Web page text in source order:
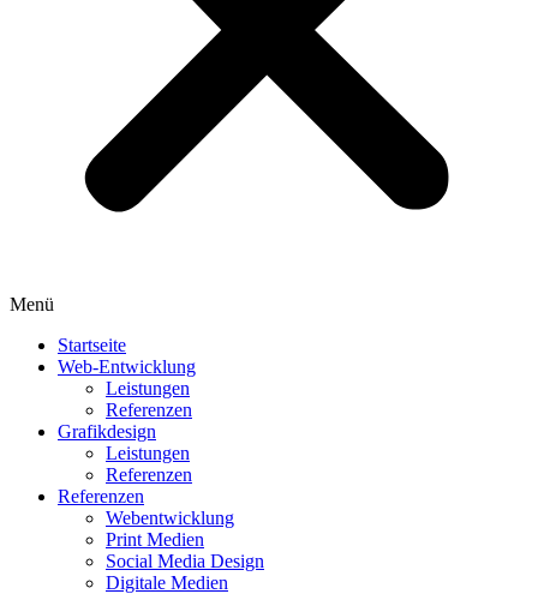
Menü
Startseite
Web-Entwicklung
Leistungen
Referenzen
Grafikdesign
Leistungen
Referenzen
Referenzen
Webentwicklung
Print Medien
Social Media Design
Digitale Medien